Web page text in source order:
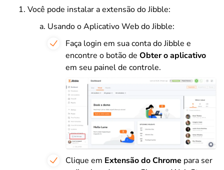
Você pode instalar a extensão do Jibble:
Usando o Aplicativo Web do Jibble:
Faça login em sua conta do Jibble e
encontre o botão de Obter o aplicativo
em seu painel de controle.
Clique em Extensão do Chrome para ser